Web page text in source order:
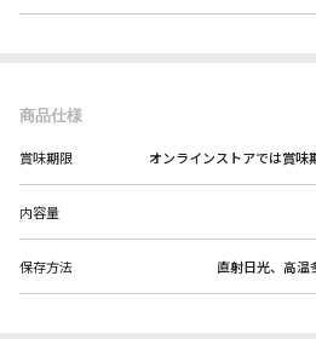
商品仕様
賞味期限 オンラインストアでは賞味
内容量
保存方法 直射日光、高温